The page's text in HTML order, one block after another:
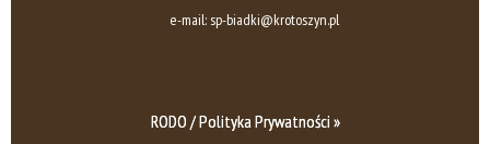
e-mail:sp-biadki@krotoszyn.pl
RODO / Polityka Prywatności »